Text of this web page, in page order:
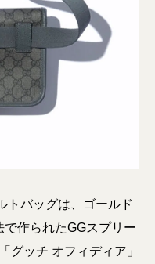
トバッグは、ゴールド
作られたGGスプリー
グッチ オフィディア」